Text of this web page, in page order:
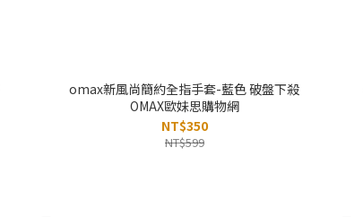
omax新風尚簡約全指手套-藍色 破盤下殺
OMAX歐妹思購物網
NT$350
NT$599